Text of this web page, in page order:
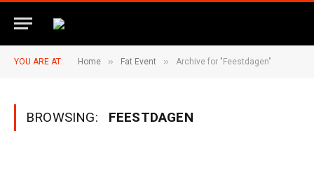
YOU ARE AT: Home » Fat Event » Archive for "Feestdagen"
BROWSING: FEESTDAGEN